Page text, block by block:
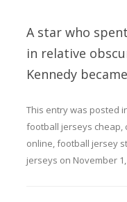
A star who
in relative
Kennedy
This entry was posted
football jerseys cheap,
online,football jersey
jerseys on November